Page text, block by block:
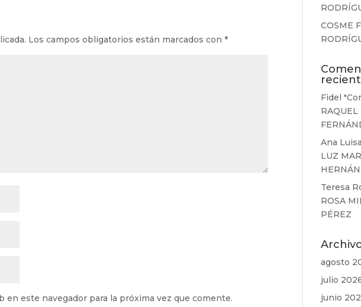
Los campos obligatorios están marcados con*
este navegador para la próxima vez que comente.
COSME
Fidel
Ana
LUZ
Teresa
ROSA
PÉREZ
agosto
julio
junio